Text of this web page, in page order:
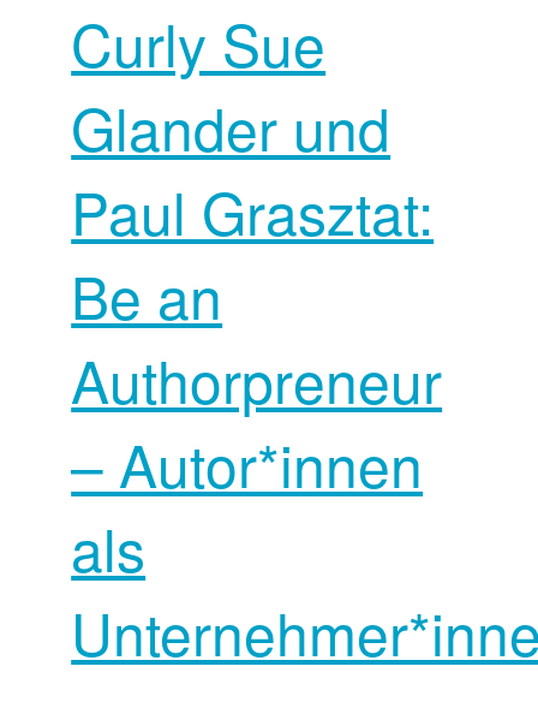
Curly Sue
Glander und
Paul Grasztat:
Be an
Authorpreneur
– Autor*innen
als